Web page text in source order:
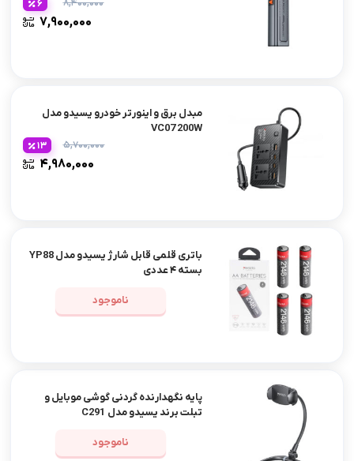
۸,۴۰۰,۰۰۰
۷,۹۰۰,۰۰۰
6
مبدل برق و اینورتر خودرو یسیدو مدل
VC07 200W
۵,۷۰۰,۰۰۰
۴,۹۸۰,۰۰۰
13
باتری قلمی قابل شارژ یسیدو مدل YP88
بسته ۴ عددی
ناموجود
پایه نگهدارنده گردنی گوشی موبایل و
تبلت برند یسیدو مدل C291
ناموجود